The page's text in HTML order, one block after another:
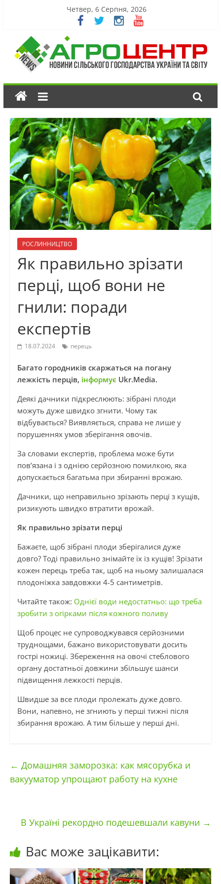
Четвер, 6 Серпня, 2026
РОСЛИННИЦТВО
Як правильно зрізати
перці, щоб вони не
гнили: поради
експертів
18.07.2024 перець
Багато городників скаржаться на погану
лежкість перців, інформує Ukr.Media.
Деякі дачники підкреслюють: зібрані плоди
можуть дуже швидко згнити. Чому так
відбувається? Виявляється, справа не лише у
порушеннях умов зберігання овочів.
За словами експертів, проблема може бути
пов’язана і з однією серйозною помилкою, яка
допускається багатьма при збиранні врожаю.
Дачники, що неправильно зрізають перці з кущів,
ризикують швидко втратити врожай.
Як правильно зрізати перці
Бажаєте, щоб зібрані плоди зберігалися дуже
довго? Тоді правильно знімайте їх із кущів! Зрізати
кожен перець треба так, щоб на ньому залишалася
плодоніжка завдовжки 4-5 сантиметрів.
Читайте також: Однієї води недостатньо: що треба
зробити з огірками після кожного поливу
Щоб процес не супроводжувався серйозними
труднощами, бажано використовувати досить
гострі ножиці. Збереження на овочі стеблового
органу достатньої довжини збільшує шанси
підвищення лежкості перців.
Швидше за все плоди пролежать дуже довго.
Вони, напевно, не згниють у перші тижні після
збирання врожаю. А тим більше у перші дні.
← Домашняя заморозка: как мясорубка и
вакууматор упрощают работу на кухне
В Україні рекордно подешевшали кавуни →
Вас може зацікавити: